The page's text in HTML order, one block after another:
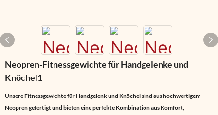
Neopren-Fitnessgewichte für Handgelenke und
Knöchel1
Unsere Fitnessgewichte für Handgelenk und Knöchel sind aus hochwertigem
Neopren gefertigt und bieten eine perfekte Kombination aus Komfort,